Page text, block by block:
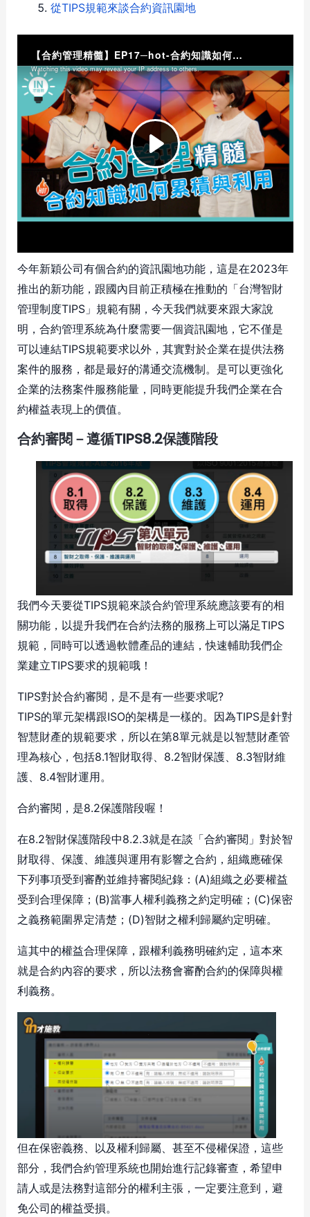
從TIPS規範來談合約資訊園地
今年新穎公司有個合約的資訊園地功能，這是在2023年
推出的新功能，跟國內目前正積極在推動的「台灣智財
管理制度TIPS」規範有關，今天我們就要來跟大家說
明，合約管理系統為什麼需要一個資訊園地，它不僅是
可以連結TIPS規範要求以外，其實對於企業在提供法務
案件的服務，都是最好的溝通交流機制。是可以更強化
企業的法務案件服務能量，同時更能提升我們企業在合
約權益表現上的價值。
合約審閱－遵循TIPS8.2保護階段
我們今天要從TIPS規範來談合約管理系統應該要有的相
關功能，以提升我們在合約法務的服務上可以滿足TIPS
規範，同時可以透過軟體產品的連結，快速輔助我們企
業建立TIPS要求的規範哦！
TIPS對於合約審閱，是不是有一些要求呢?
TIPS的單元架構跟ISO的架構是一樣的。因為TIPS是針對
智慧財產的規範要求，所以在第8單元就是以智慧財產管
理為核心，包括8.1智財取得、8.2智財保護、8.3智財維
護、8.4智財運用。
合約審閱，是8.2保護階段喔！
在8.2智財保護階段中8.2.3就是在談「合約審閱」對於智
財取得、保護、維護與運用有影響之合約，組織應確保
下列事項受到審酌並維持審閱紀錄：(A)組織之必要權益
受到合理保障；(B)當事人權利義務之約定明確；(C)保密
之義務範圍界定清楚；(D)智財之權利歸屬約定明確。
這其中的權益合理保障，跟權利義務明確約定，這本來
就是合約內容的要求，所以法務會審酌合約的保障與權
利義務。
但在保密義務、以及權利歸屬、甚至不侵權保證，這些
部分，我們合約管理系統也開始進行記錄審查，希望申
請人或是法務對這部分的權利主張，一定要注意到，避
免公司的權益受損。